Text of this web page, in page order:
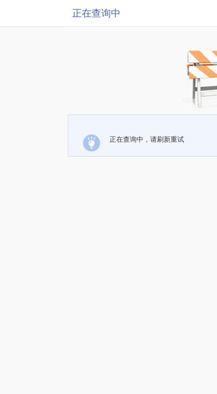
正在查询中
正在查询中，请刷新重试